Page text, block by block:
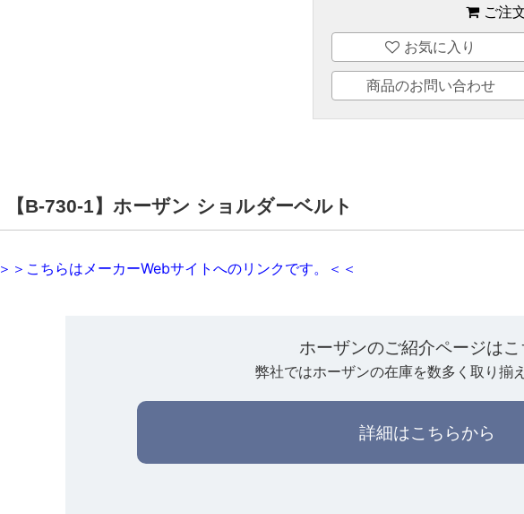
ご注
お気に入り
商品のお問い合わせ
【B-730-1】ホーザン ショルダーベルト
＞＞こちらはメーカーWebサイトへのリンクです。＜＜
ホーザンのご紹介ページはこ
弊社ではホーザンの在庫を数多く取り揃
詳細はこちらから